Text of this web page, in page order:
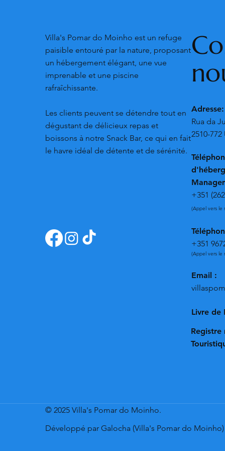
Villa's Pomar do Moinho est un refuge
paisible entouré par la nature, proposant
un hébergement élégant, une vue
imprenable et une piscine
rafraîchissante.
Les clients peuvent se détendre tout en
dégustant de délicieux repas et
boissons à notre Snack Bar, ce qui en fait
le havre idéal de détente et de sérénité.
Adresse:
Rua da
2510-
+351
(Appel vers le
+351
(Appel vers le
Email :
Livre de
Registre
© 2025 Villa's Pomar do Moinho.
Développé par Galocha (Villa's Pomar do Moinho)